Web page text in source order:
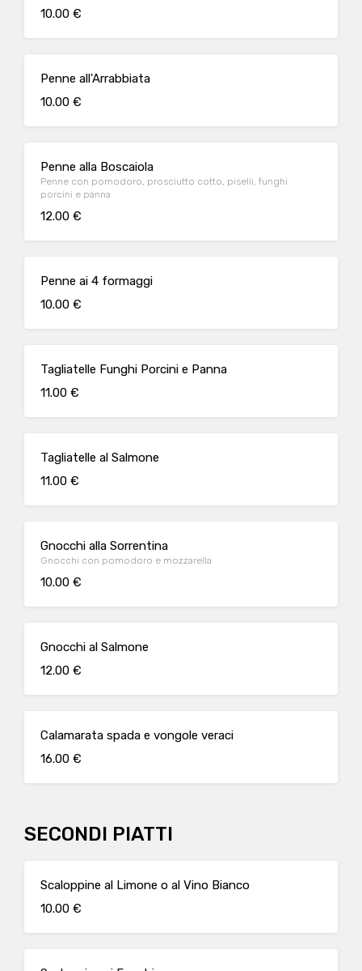
10.00 €
Penne all'Arrabbiata
10.00 €
Penne alla Boscaiola
Penne con pomodoro, prosciutto cotto, piselli, funghi
porcini e panna
12.00 €
Penne ai 4 formaggi
10.00 €
Tagliatelle Funghi Porcini e Panna
11.00 €
Tagliatelle al Salmone
11.00 €
Gnocchi alla Sorrentina
Gnocchi con pomodoro e mozzarella
10.00 €
Gnocchi al Salmone
12.00 €
Calamarata spada e vongole veraci
16.00 €
SECONDI PIATTI
Scaloppine al Limone o al Vino Bianco
10.00 €